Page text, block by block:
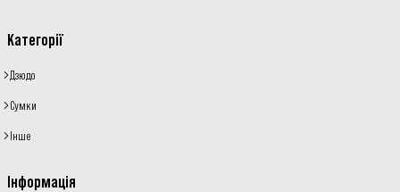
Категорії
Дзюдо
Сумки
Інше
Інформація